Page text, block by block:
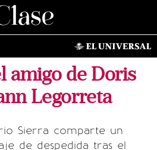
amigo de Doris
Legorreta
Sierra comparte un
de despedida tras el